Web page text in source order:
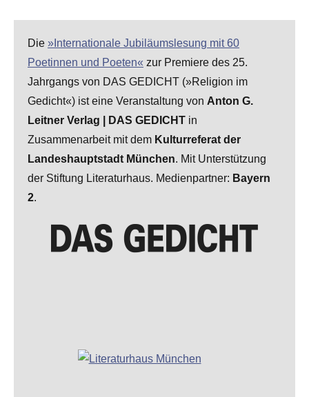
Die »Internationale Jubiläumslesung mit 60
Poetinnen und Poeten« zur Premiere des 25.
Jahrgangs von DAS GEDICHT (»Religion im
Gedicht«) ist eine Veranstaltung von Anton G.
Leitner Verlag | DAS GEDICHT in
Zusammenarbeit mit dem Kulturreferat der
Landeshauptstadt München. Mit Unterstützung
der Stiftung Literaturhaus. Medienpartner: Bayern
2.